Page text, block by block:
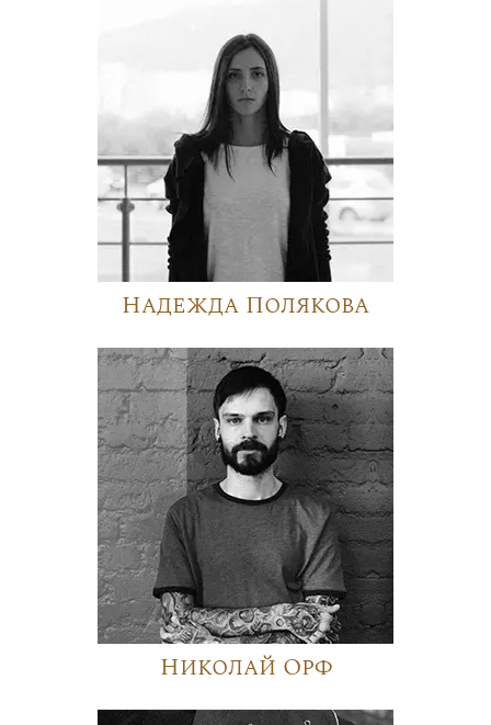
Надежда Полякова
Николай Орф